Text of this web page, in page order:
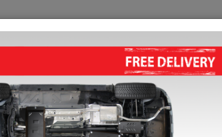
PROTECTION ACCUEIL LIVRAISON AVIS
CACHE SOUS MOTEUR ET DE LA